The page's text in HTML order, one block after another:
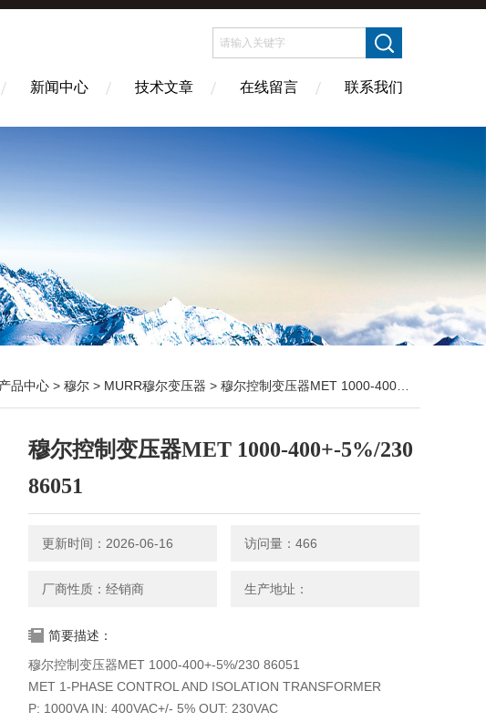
新闻中心 技术文章 在线留言 联系我们
产品中心 > 穆尔 > MURR穆尔变压器 > 穆尔控制变压器MET 1000-400+-5%/230 86051
穆尔控制变压器MET 1000-400+-5%/230
86051
更新时间：2026-06-16 访问量：466
厂商性质：经销商 生产地址：
简要描述：
穆尔控制变压器MET 1000-400+-5%/230 86051
MET 1-PHASE CONTROL AND ISOLATION TRANSFORMER
P: 1000VA IN: 400VAC+/- 5% OUT: 230VAC